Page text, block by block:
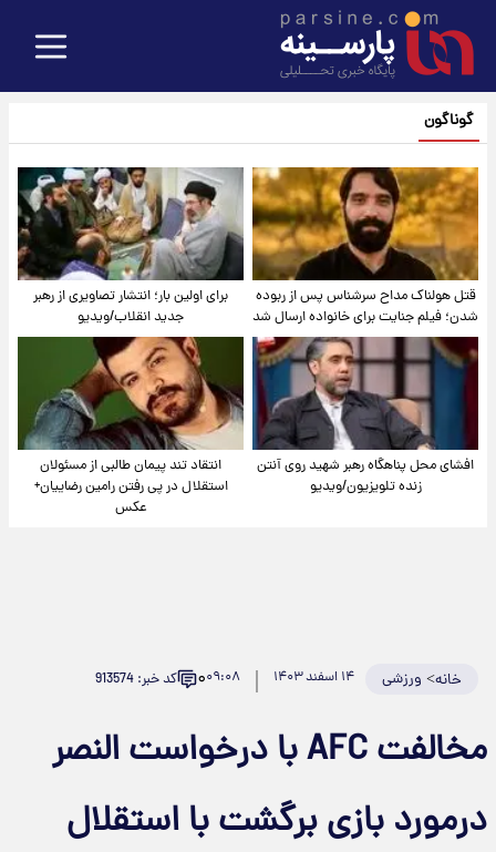
گوناگون
قتل هولناک مداح سرشناس پس از ربوده
شدن؛ فیلم جنایت برای خانواده ارسال شد
برای اولین بار؛ انتشار تصاویری از رهبر
جدید انقلاب/ویدیو
افشای محل پناهگاه‌ رهبر شهید روی آنتن
زنده تلویزیون/ویدیو
انتقاد تند پیمان طالبی از مسئولان
استقلال در پی رفتن رامین رضاییان+
عکس
خانه> ورزشی ۱۴ اسفند ۱۴۰۳ ۰۹:۰۸۰ کد خبر: 913574
مخالفت AFC با درخواست النصر
درمورد بازی برگشت با استقلال